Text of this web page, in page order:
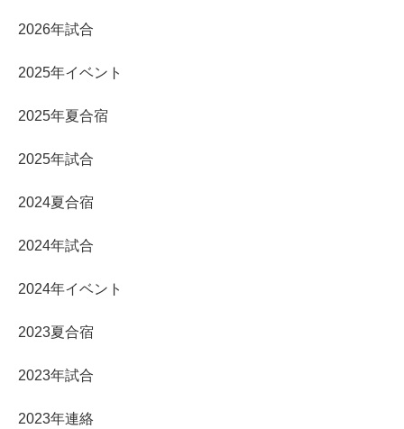
2026年試合
2025年イベント
2025年夏合宿
2025年試合
2024夏合宿
2024年試合
2024年イベント
2023夏合宿
2023年試合
2023年連絡